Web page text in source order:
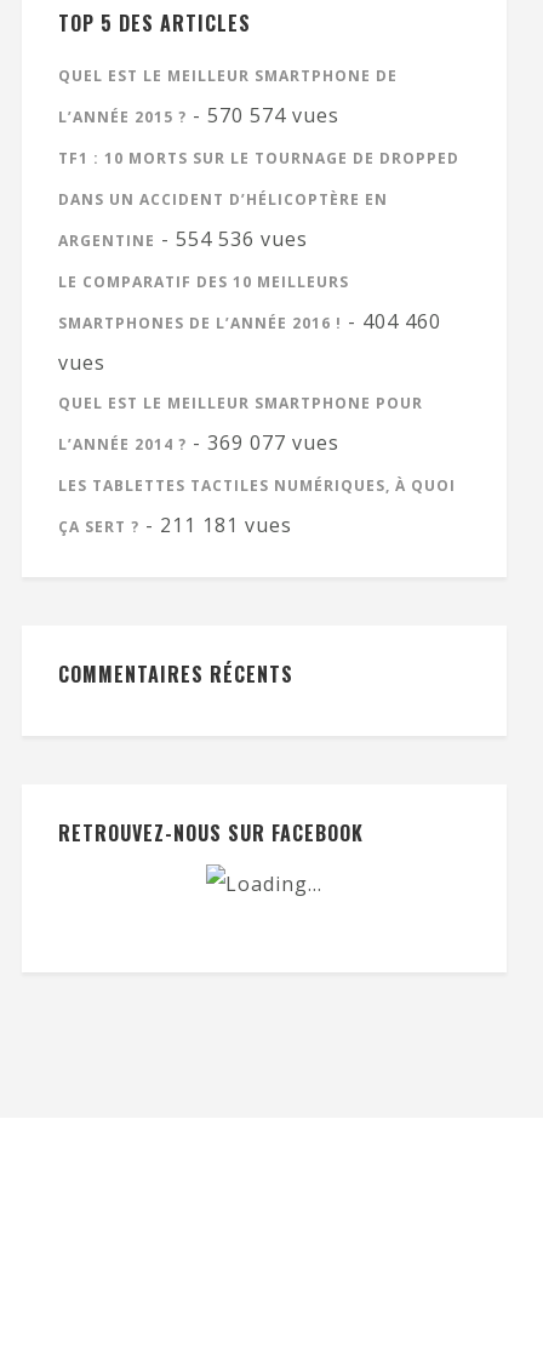
TOP 5 DES ARTICLES
QUEL EST LE MEILLEUR SMARTPHONE DE
L’ANNÉE 2015 ? - 570 574 vues
TF1 : 10 MORTS SUR LE TOURNAGE DE DROPPED
DANS UN ACCIDENT D’HÉLICOPTÈRE EN
ARGENTINE - 554 536 vues
LE COMPARATIF DES 10 MEILLEURS
SMARTPHONES DE L’ANNÉE 2016 ! - 404 460
vues
QUEL EST LE MEILLEUR SMARTPHONE POUR
L’ANNÉE 2014 ? - 369 077 vues
LES TABLETTES TACTILES NUMÉRIQUES, À QUOI
ÇA SERT ? - 211 181 vues
COMMENTAIRES RÉCENTS
RETROUVEZ-NOUS SUR FACEBOOK